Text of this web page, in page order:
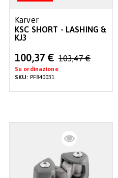
Karver
KSC SHORT - LASHING &
KJ3
Special
Price
100,37 € 103,47 €
Su ordinazione
SKU: PF840031